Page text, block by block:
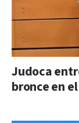
Judoca
bronce en